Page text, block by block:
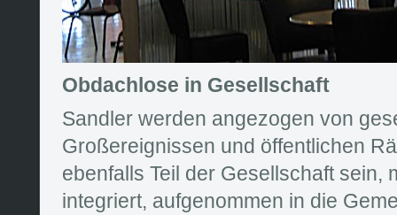
Obdachlose in Gesellschaft
Sandler werden angezogen von
Großereignissen und öffentlichen
ebenfalls Teil der Gesellschaft sein,
integriert, aufgenommen in die